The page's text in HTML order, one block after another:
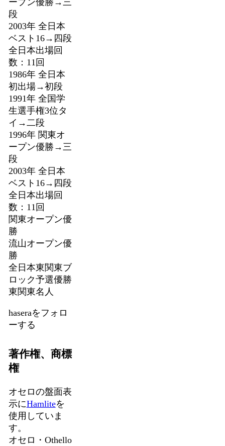
段
2003年 全日本
ベスト16→四段
全日本出場回
数：11回
1986年 全日本
初出場→初段
1991年 全国学
生選手権3位タ
イ→二段
1996年 関東オ
ープン優勝→三
段
2003年 全日本
ベスト16→四段
全日本出場回
数：11回
関東オープン優
勝
流山オープン優
勝
全日本東関東ブ
ロック予選優勝
東関東名人
haseraをフォロ
ーする
著作権、商標
権
オセロの盤面表
示にHamliteを
使用していま
す。
オセロ・Othello